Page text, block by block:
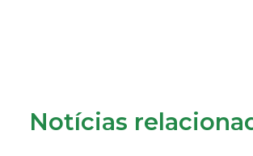
Notícias